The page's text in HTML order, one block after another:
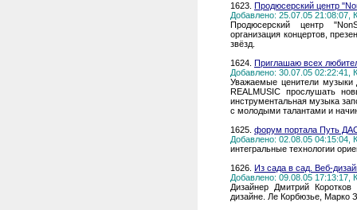
1623. Продюсерский центр
Добавлено: 25.07.05 21:08:07,
Продюсерский центр
организация концертов,
звёзд.
1624. Приглашаю всех
Добавлено: 30.07.05 02:22:41,
Уважаемые ценители
REALMUSIC прослушать
инструментальная музыка
с молодыми талантами и
1625. форум портала Путь
Добавлено: 02.08.05 04:15:04,
интегральные технологии
1626. Из сада в сад. Веб-
Добавлено: 09.08.05 17:13:17,
Дизайнер Дмитрий
дизайне. Ле Корбюзье, Марко